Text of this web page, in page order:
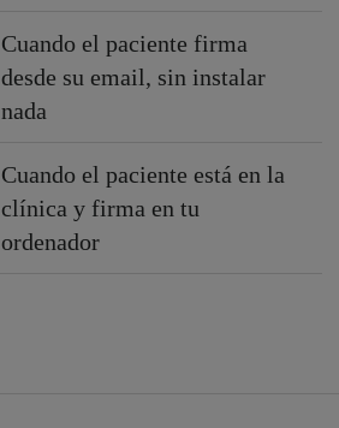
Cuando el paciente firma
desde su email, sin instalar
nada
Cuando el paciente está en la
clínica y firma en tu
ordenador